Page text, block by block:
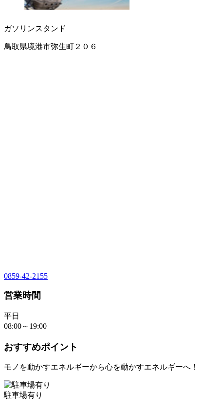
ガソリンスタンド
鳥取県境港市弥生町２０６
0859-42-2155
営業時間
平日
08:00～19:00
おすすめポイント
モノを動かすエネルギーから心を動かすエネルギーへ！
駐車場有り